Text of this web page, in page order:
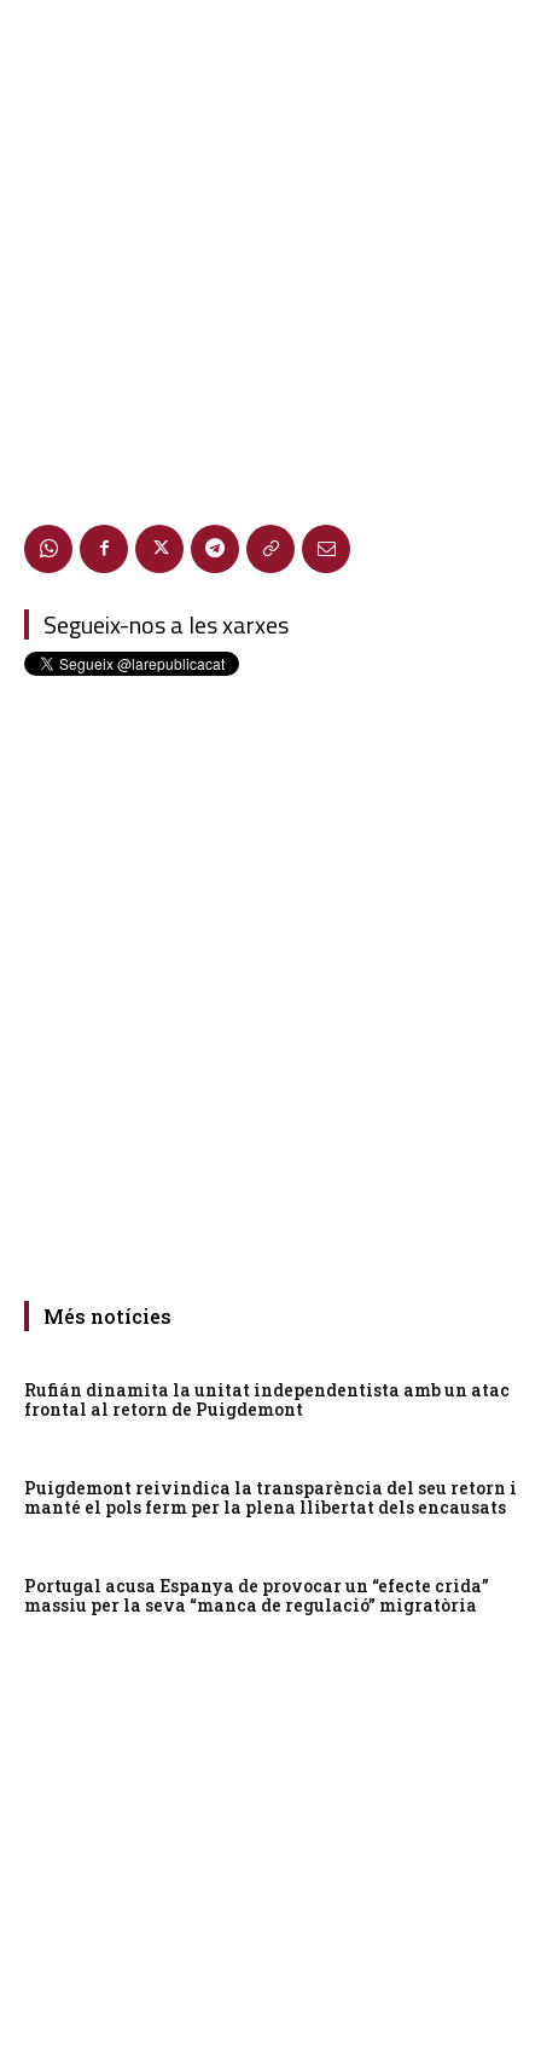
Segueix-nos a les xarxes
Més notícies
Rufián dinamita la unitat independentista amb un atac
frontal al retorn de Puigdemont
Puigdemont reivindica la transparència del seu retorn i
manté el pols ferm per la plena llibertat dels encausats
Portugal acusa Espanya de provocar un “efecte crida”
massiu per la seva “manca de regulació” migratòria